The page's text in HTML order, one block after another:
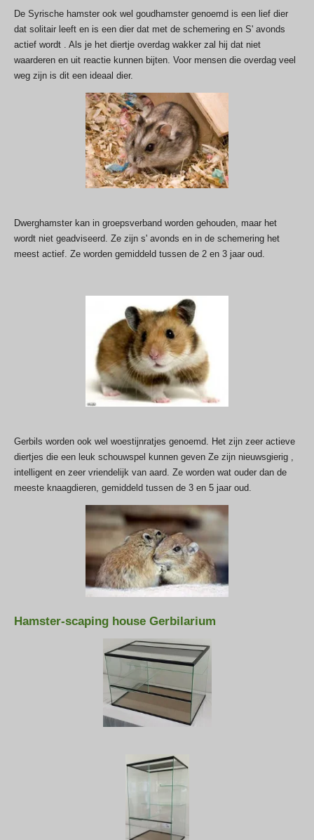
De Syrische hamster ook wel goudhamster genoemd is een lief dier
dat solitair leeft en is een dier dat met de schemering en S' avonds
actief wordt . Als je het diertje overdag wakker zal hij dat niet
waarderen en uit reactie kunnen bijten. Voor mensen die overdag veel
weg zijn is dit een ideaal dier.
Dwerghamster kan in groepsverband worden gehouden, maar het
wordt niet geadviseerd. Ze zijn s' avonds en in de schemering het
meest actief. Ze worden gemiddeld tussen de 2 en 3 jaar oud.
Gerbils worden ook wel woestijnratjes genoemd. Het zijn zeer actieve
diertjes die een leuk schouwspel kunnen geven Ze zijn nieuwsgierig ,
intelligent en zeer vriendelijk van aard. Ze worden wat ouder dan de
meeste knaagdieren, gemiddeld tussen de 3 en 5 jaar oud.
Hamster-scaping house Gerbilarium